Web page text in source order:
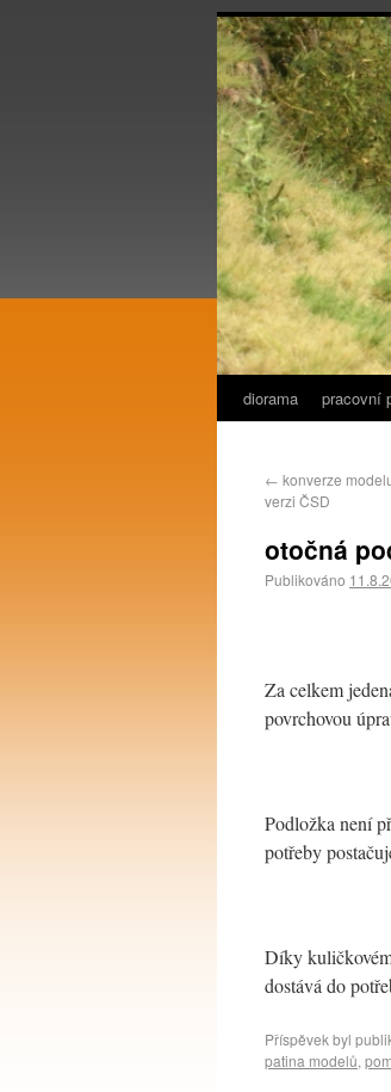
diorama pracovní
← konverze
verzi ČSD
otočná
Publikováno
Za celkem
povrchovou
Podložka není
potřeby
Díky
dostává do
Příspěvek byl
patina modelů,